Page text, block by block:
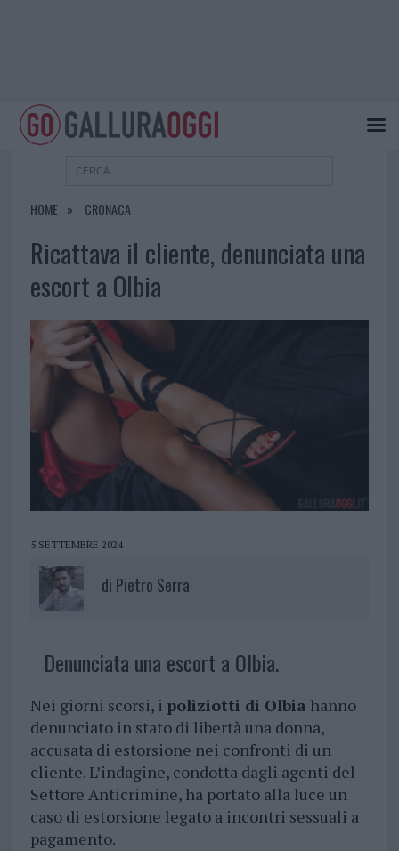
HOME CRONACA
Ricattava il cliente, denunciata una
escort a Olbia
5 SETTEMBRE 2024
di Pietro Serra
Denunciata una escort a Olbia.
Nei giorni scorsi, i poliziotti di Olbia hanno
denunciato in stato di libertà una donna,
accusata di estorsione nei confronti di un
cliente. L’indagine, condotta dagli agenti del
Settore Anticrimine, ha portato alla luce un
caso di estorsione legato a incontri sessuali a
pagamento.